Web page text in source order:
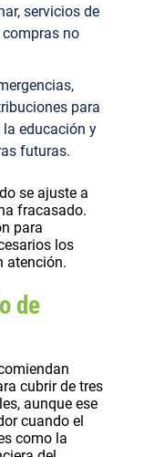
servicios de
no
para
educación y
futuras.
se ajuste a
fracasado.
para
los
atención.
de
cubrir de tres
aunque ese
cuando el
como la